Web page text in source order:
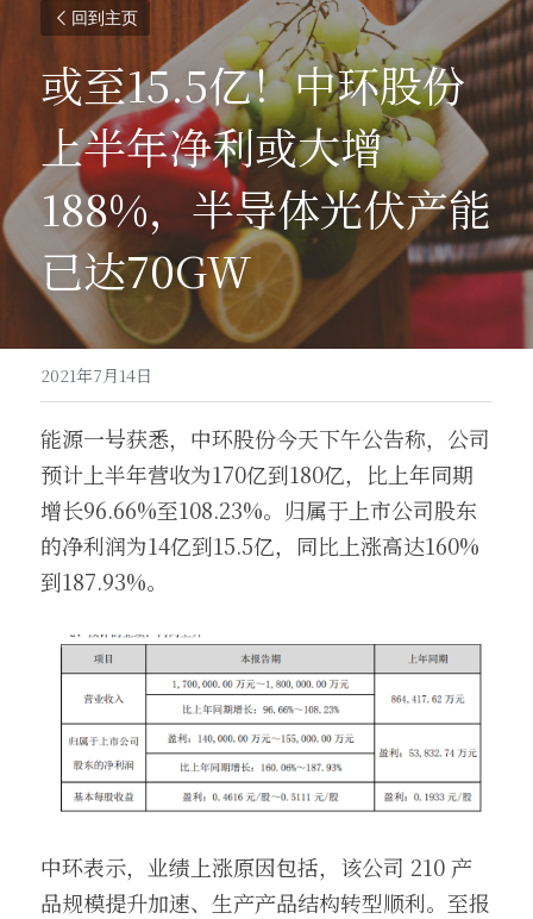
回到主页
或至15.5亿！中环股份
上半年净利或大增
188%，半导体光伏产能
已达70GW
2021年7月14日
能源一号获悉，中环股份今天下午公告称，公司
预计上半年营收为170亿到180亿，比上年同期
增长96.66%至108.23%。归属于上市公司股东
的净利润为14亿到15.5亿，同比上涨高达160%
到187.93%。
中环表示，业绩上涨原因包括，该公司 210 产
品规模提升加速、生产产品结构转型顺利。至报